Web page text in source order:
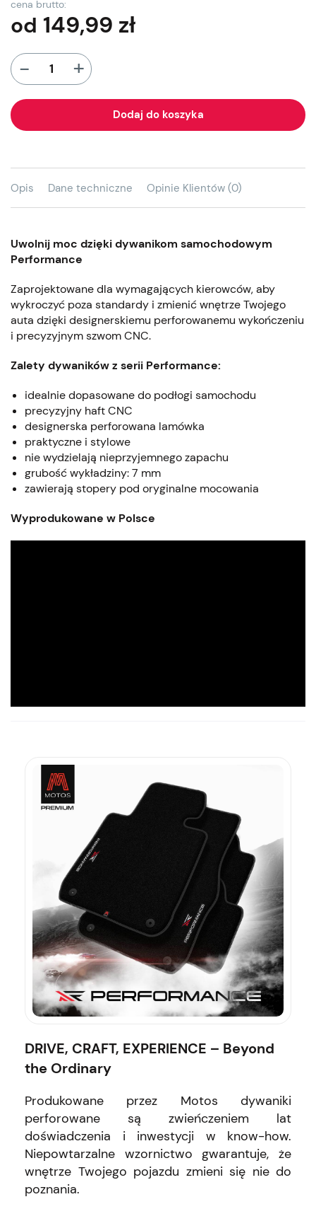
cena brutto:
od 149,99 zł
- +
Dodaj do koszyka
Opis Dane techniczne Opinie Klientów (0)
Uwolnij moc dzięki dywanikom samochodowym
Performance
Zaprojektowane dla wymagających kierowców, aby
wykroczyć poza standardy i zmienić wnętrze Twojego
auta dzięki designerskiemu perforowanemu wykończeniu
i precyzyjnym szwom CNC.
Zalety dywaników z serii Performance:
idealnie dopasowane do podłogi samochodu
precyzyjny haft CNC
designerska perforowana lamówka
praktyczne i stylowe
nie wydzielają nieprzyjemnego zapachu
grubość wykładziny: 7 mm
zawierają stopery pod oryginalne mocowania
Wyprodukowane w Polsce
DRIVE, CRAFT, EXPERIENCE – Beyond
the Ordinary
Produkowane przez Motos dywaniki
perforowane są zwieńczeniem lat
doświadczenia i inwestycji w know-how.
Niepowtarzalne wzornictwo gwarantuje, że
wnętrze Twojego pojazdu zmieni się nie do
poznania.